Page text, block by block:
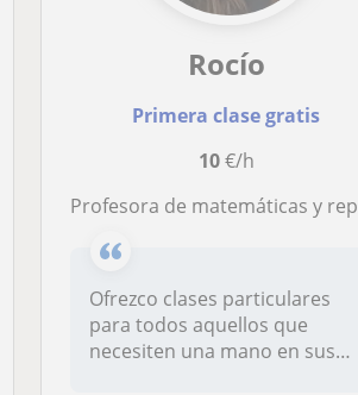
Rocío
Primera clase gratis
10€/h
Profesora de matemáticas y repaso general para estudiantes de nivel primario o la eso
Ofrezco clases particulares
para todos aquellos que
necesiten una mano en sus